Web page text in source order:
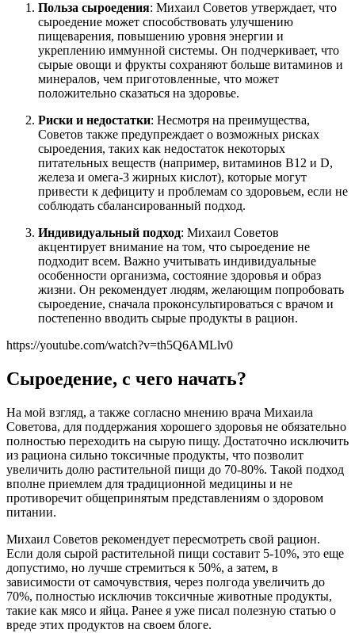
Польза сыроедения: Михаил Советов утверждает, что
сыроедение может способствовать улучшению
пищеварения, повышению уровня энергии и
укреплению иммунной системы. Он подчеркивает, что
сырые овощи и фрукты сохраняют больше витаминов и
минералов, чем приготовленные, что может
положительно сказаться на здоровье.
Риски и недостатки: Несмотря на преимущества,
Советов также предупреждает о возможных рисках
сыроедения, таких как недостаток некоторых
питательных веществ (например, витаминов B12 и D,
железа и омега-3 жирных кислот), которые могут
привести к дефициту и проблемам со здоровьем, если не
соблюдать сбалансированный подход.
Индивидуальный подход: Михаил Советов
акцентирует внимание на том, что сыроедение не
подходит всем. Важно учитывать индивидуальные
особенности организма, состояние здоровья и образ
жизни. Он рекомендует людям, желающим попробовать
сыроедение, сначала проконсультироваться с врачом и
постепенно вводить сырые продукты в рацион.
https://youtube.com/watch?v=th5Q6AMLlv0
Сыроедение, с чего начать?
На мой взгляд, а также согласно мнению врача Михаила
Советова, для поддержания хорошего здоровья не обязательно
полностью переходить на сырую пищу. Достаточно исключить
из рациона сильно токсичные продукты, что позволит
увеличить долю растительной пищи до 70-80%. Такой подход
вполне приемлем для традиционной медицины и не
противоречит общепринятым представлениям о здоровом
питании.
Михаил Советов рекомендует пересмотреть свой рацион.
Если доля сырой растительной пищи составит 5-10%, это еще
допустимо, но лучше стремиться к 50%, а затем, в
зависимости от самочувствия, через полгода увеличить до
70%, полностью исключив токсичные животные продукты,
такие как мясо и яйца. Ранее я уже писал полезную статью о
вреде этих продуктов на своем блоге.